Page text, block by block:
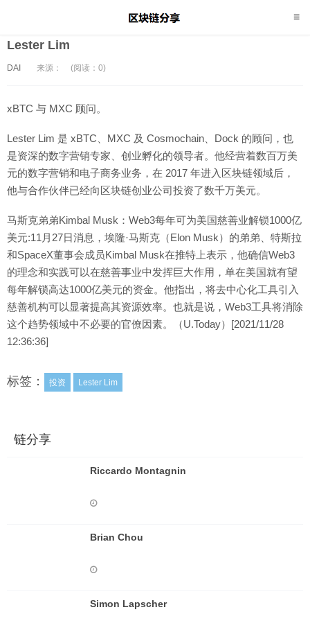
Lester Lim
DAI 来源： (阅读：0)
xBTC 与 MXC 顾问。
Lester Lim 是 xBTC、MXC 及 Cosmochain、Dock 的顾问，也
是资深的数字营销专家、创业孵化的领导者。他经营着数百万美
元的数字营销和电子商务业务，在 2017 年进入区块链领域后，
他与合作伙伴已经向区块链创业公司投资了数千万美元。
马斯克弟弟Kimbal Musk：Web3每年可为美国慈善业解锁1000亿
美元:11月27日消息，埃隆·马斯克（Elon Musk）的弟弟、特斯拉
和SpaceX董事会成员Kimbal Musk在推特上表示，他确信Web3
的理念和实践可以在慈善事业中发挥巨大作用，单在美国就有望
每年解锁高达1000亿美元的资金。他指出，将去中心化工具引入
慈善机构可以显著提高其资源效率。也就是说，Web3工具将消除
这个趋势领域中不必要的官僚因素。（U.Today）[2021/11/28
12:36:36]
标签： 投资 Lester Lim
链分享
Riccardo Montagnin
Brian Chou
Simon Lapscher